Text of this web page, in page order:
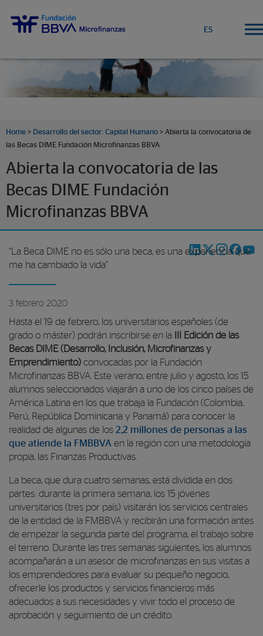
ES
Home > Desarrollo del sector: Capital Humano > Abierta la convocatoria de
las Becas DIME Fundación Microfinanzas BBVA
Abierta la convocatoria de las
Becas DIME Fundación
Microfinanzas BBVA
“La Beca DIME no es sólo una beca, es una experiencia que
me ha cambiado la vida”
3 febrero 2020
Hasta el 19 de febrero, los universitarios españoles (de
grado o máster) podrán inscribirse en la
III Edición de las
Becas DIME (Desarrollo, Inclusión, Microfinanzas y
Emprendimiento) convocadas por la Fundación
Microfinanzas BBVA. Este verano, entre julio y agosto, los 15
alumnos seleccionados viajarán a uno de los cinco países de
América Latina en los que trabaja la Fundación (Colombia,
Perú, República Dominicana y Panamá) para conocer la
realidad de algunas de los 2,2 millones de personas a las
que atiende la FMBBVA en la región con una metodología
propia, las Finanzas Productivas.
La beca, que dura cuatro semanas, está dividida en dos
partes: durante la primera semana, los 15 jóvenes
universitarios (tres por país) visitarán los servicios centrales
de la entidad de la FMBBVA y recibirán una formación antes
de empezar la segunda parte del programa, el trabajo sobre
el terreno. Durante las tres semanas siguientes, los alumnos
acompañarán a un asesor de microfinanzas en sus visitas a
los emprendedores para evaluar su pequeño negocio,
ofrecerle los productos y servicios financieros más
adecuados a sus necesidades y vivir todo el proceso de
aprobación y seguimiento de un crédito.